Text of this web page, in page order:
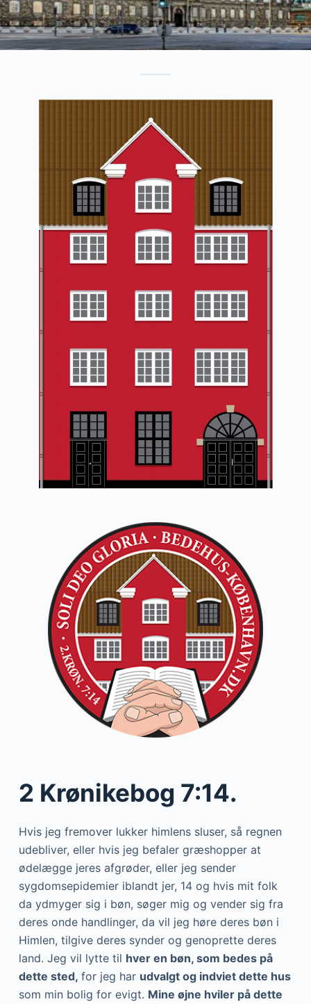
2 Krønikebog 7:14.
Hvis jeg fremover lukker himlens sluser, så regnen
udebliver, eller hvis jeg befaler græshopper at
ødelægge jeres afgrøder, eller jeg sender
sygdomsepidemier iblandt jer, 14 og hvis mit folk
da ydmyger sig i bøn, søger mig og vender sig fra
deres onde handlinger, da vil jeg høre deres bøn i
Himlen, tilgive deres synder og genoprette deres
land. Jeg vil lytte til hver en bøn, som bedes på
dette sted, for jeg har udvalgt og indviet dette hus
som min bolig for evigt. Mine øjne hviler på dette